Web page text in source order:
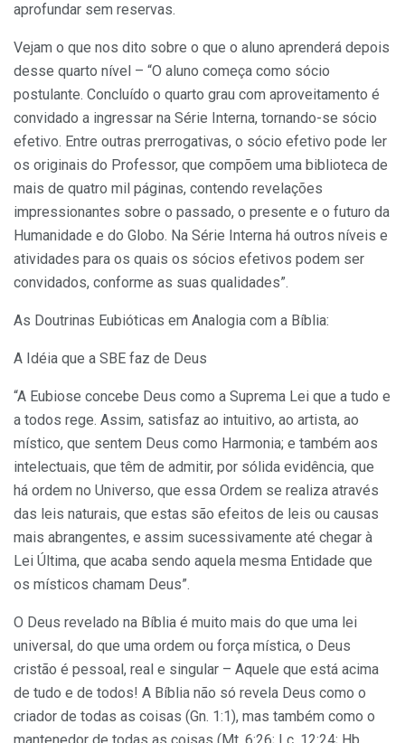
aprofundar sem reservas.
Vejam o que nos dito sobre o que o aluno aprenderá depois
desse quarto nível – “O aluno começa como sócio
postulante. Concluído o quarto grau com aproveitamento é
convidado a ingressar na Série Interna, tornando-se sócio
efetivo. Entre outras prerrogativas, o sócio efetivo pode ler
os originais do Professor, que compõem uma biblioteca de
mais de quatro mil páginas, contendo revelações
impressionantes sobre o passado, o presente e o futuro da
Humanidade e do Globo. Na Série Interna há outros níveis e
atividades para os quais os sócios efetivos podem ser
convidados, conforme as suas qualidades”.
As Doutrinas Eubióticas em Analogia com a Bíblia:
A Idéia que a SBE faz de Deus
“A Eubiose concebe Deus como a Suprema Lei que a tudo e
a todos rege. Assim, satisfaz ao intuitivo, ao artista, ao
místico, que sentem Deus como Harmonia; e também aos
intelectuais, que têm de admitir, por sólida evidência, que
há ordem no Universo, que essa Ordem se realiza através
das leis naturais, que estas são efeitos de leis ou causas
mais abrangentes, e assim sucessivamente até chegar à
Lei Última, que acaba sendo aquela mesma Entidade que
os místicos chamam Deus”.
O Deus revelado na Bíblia é muito mais do que uma lei
universal, do que uma ordem ou força mística, o Deus
cristão é pessoal, real e singular – Aquele que está acima
de tudo e de todos! A Bíblia não só revela Deus como o
criador de todas as coisas (Gn. 1:1), mas também como o